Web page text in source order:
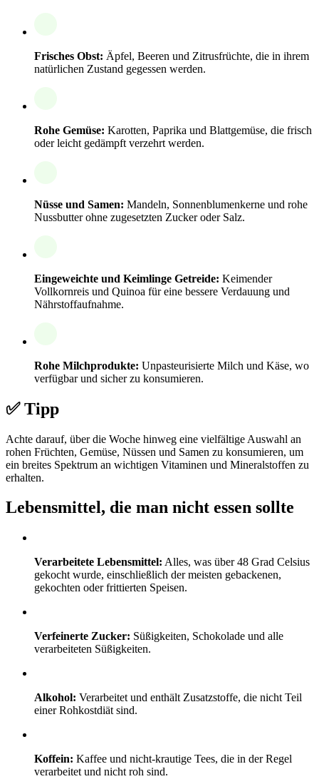
Frisches Obst: Äpfel, Beeren und Zitrusfrüchte, die in ihrem
natürlichen Zustand gegessen werden.
Rohe Gemüse: Karotten, Paprika und Blattgemüse, die frisch
oder leicht gedämpft verzehrt werden.
Nüsse und Samen: Mandeln, Sonnenblumenkerne und rohe
Nussbutter ohne zugesetzten Zucker oder Salz.
Eingeweichte und Keimlinge Getreide: Keimender
Vollkornreis und Quinoa für eine bessere Verdauung und
Nährstoffaufnahme.
Rohe Milchprodukte: Unpasteurisierte Milch und Käse, wo
verfügbar und sicher zu konsumieren.
✅ Tipp
Achte darauf, über die Woche hinweg eine vielfältige Auswahl an
rohen Früchten, Gemüse, Nüssen und Samen zu konsumieren, um
ein breites Spektrum an wichtigen Vitaminen und Mineralstoffen zu
erhalten.
Lebensmittel, die man nicht essen sollte
Verarbeitete Lebensmittel: Alles, was über 48 Grad Celsius
gekocht wurde, einschließlich der meisten gebackenen,
gekochten oder frittierten Speisen.
Verfeinerte Zucker: Süßigkeiten, Schokolade und alle
verarbeiteten Süßigkeiten.
Alkohol: Verarbeitet und enthält Zusatzstoffe, die nicht Teil
einer Rohkostdiät sind.
Koffein: Kaffee und nicht-krautige Tees, die in der Regel
verarbeitet und nicht roh sind.